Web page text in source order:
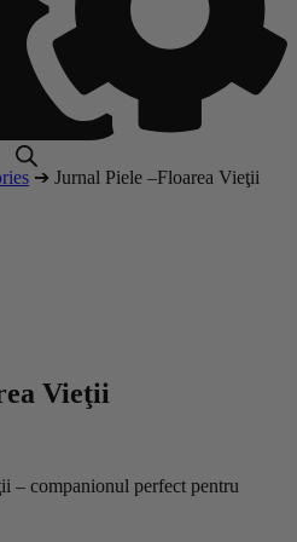
➔ Jurnal Piele –Floarea Vieţii
Vieţii
– companionul perfect pentru